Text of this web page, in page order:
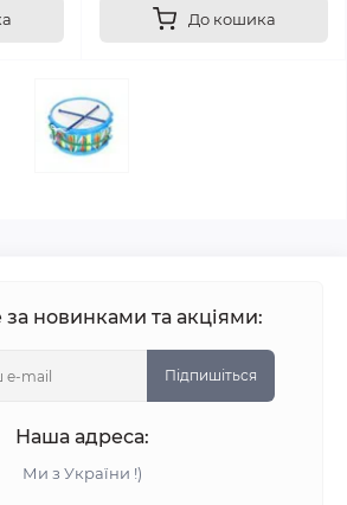
До кошика
за новинками та акціями:
Підпишіться
Наша адреса:
Ми з України !)